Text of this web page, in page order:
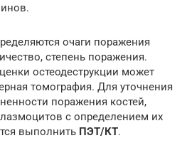
очаги поражения
степень поражения.
остеодеструкции может
томография. Для уточнения
поражения костей,
с определением их
выполнить ПЭТ/КТ.